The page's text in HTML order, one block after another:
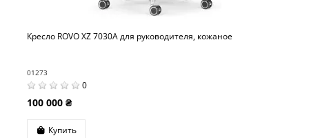
руководителя, кожаное
Кресло OKAMURA